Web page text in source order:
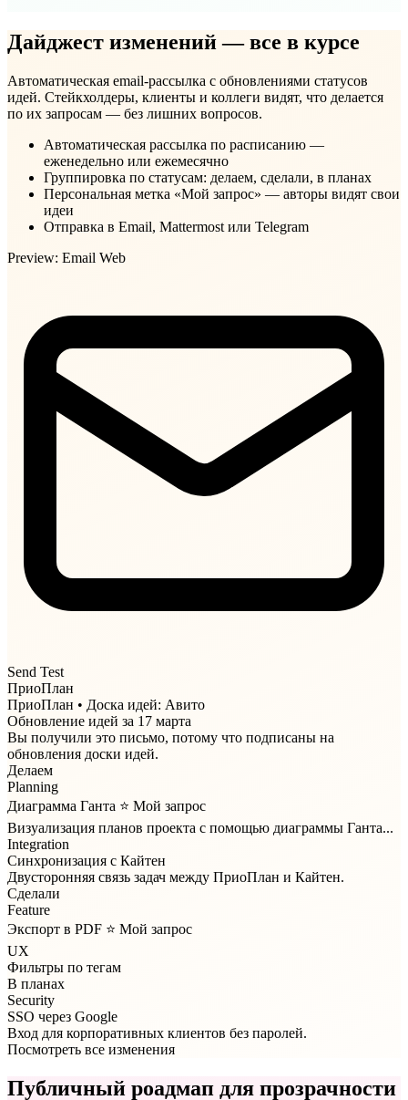
Дайджест изменений — все в курсе
Автоматическая email-рассылка с обновлениями статусов
идей. Стейкхолдеры, клиенты и коллеги видят, что делается
Автоматическая рассылка по расписанию —
еженедельно или ежемесячно
Группировка по статусам: делаем, сделали, в планах
Персональная метка «Мой запрос» — авторы видят свои
идеи
Send Test
ПриоПлан
ПриоПлан • Доска идей: Авито
Обновление идей за 17 марта
Вы получили это письмо, потому что подписаны на
обновления доски идей.
Делаем
Planning
Диаграмма Ганта⭐ Мой запрос
Визуализация планов проекта с помощью диаграммы Ганта...
Integration
Синхронизация с Кайтен
Двусторонняя связь задач между ПриоПлан и Кайтен.
Сделали
Feature
Экспорт в PDF
UX
Фильтры по тегам
В планах
Security
SSO через Google
Вход для корпоративных клиентов без паролей.